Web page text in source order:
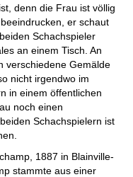
denn die Frau ist völlig
er schaut
Schachspieler
an einem Tisch. An
verschiedene Gemälde
nicht irgendwo im
in einem öffentlichen
noch einen
Schachspielern ist
1887 in Blainville-
stammte aus einer